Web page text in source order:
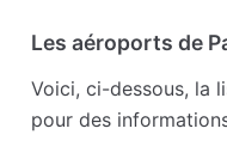
Les aéroports de
Voici, ci-dessous, la
pour des